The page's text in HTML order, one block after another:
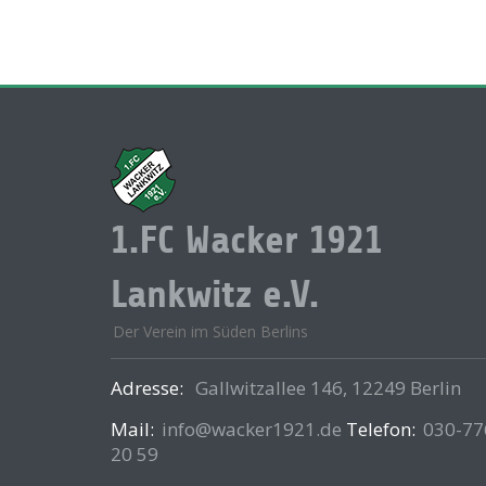
1.FC Wacker 1921
Lankwitz e.V.
Der Verein im Süden Berlins
Adresse: Gallwitzallee 146, 12249 Berlin
Mail: info@wacker1921.de Telefon: 030-
20 59